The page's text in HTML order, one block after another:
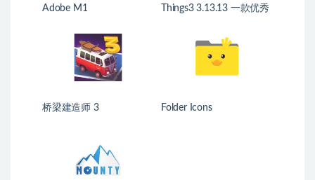
Adobe M1
Things3 3.13.13 一款优秀
桥梁建造师 3 Folder Icons